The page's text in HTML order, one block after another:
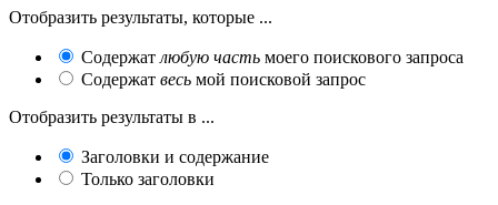
Отобразить результаты, которые ...
Содержат любую часть моего поискового запроса
Содержат весь мой поисковой запрос
Отобразить результаты в ...
Заголовки и содержание
Только заголовки